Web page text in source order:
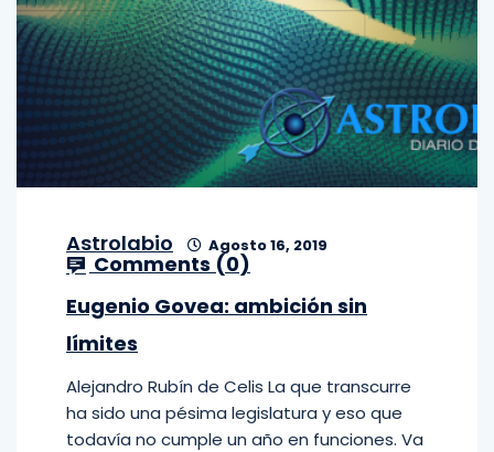
Astrolabio Agosto 16, 2019
Comments (0)
Eugenio Govea: ambición sin
límites
Alejandro Rubín de Celis La que transcurre
ha sido una pésima legislatura y eso que
todavía no cumple un año en funciones. Va